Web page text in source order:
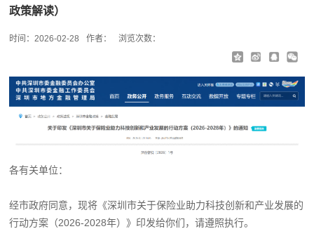
政策解读）
时间： 2026-02-28 作者： 浏览次数：
各有关单位：
经市政府同意，现将《深圳市关于保险业助力科技创新和产业发展的
行动方案（2026-2028年）》印发给你们，请遵照执行。